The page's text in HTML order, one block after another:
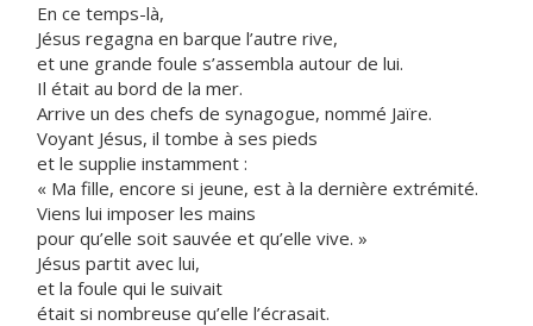
En ce temps-là,
Jésus regagna en barque l’autre rive,
et une grande foule s’assembla autour de lui.
Il était au bord de la mer.
Arrive un des chefs de synagogue, nommé Jaïre.
Voyant Jésus, il tombe à ses pieds
et le supplie instamment :
« Ma fille, encore si jeune, est à la dernière extrémité.
Viens lui imposer les mains
pour qu’elle soit sauvée et qu’elle vive. »
Jésus partit avec lui,
et la foule qui le suivait
était si nombreuse qu’elle l’écrasait.